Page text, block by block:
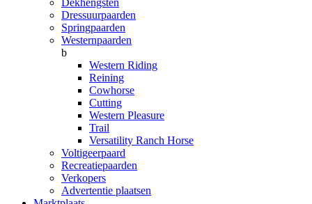
Dekhengsten
Dressuurpaarden
Springpaarden
Westernpaarden
b
Western Riding
Reining
Cowhorse
Cutting
Western Pleasure
Trail
Versatility Ranch Horse
Voltigeerpaard
Recreatiepaarden
Verkopers
Advertentie plaatsen